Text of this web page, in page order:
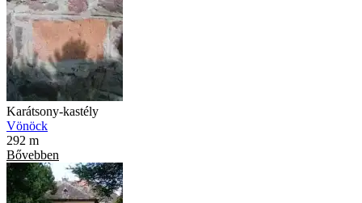
Karátsony-kastély
Vönöck
292 m
Bővebben